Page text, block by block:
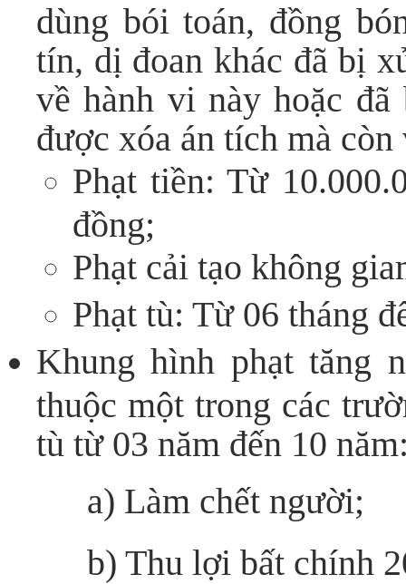
dùng bói toán, đồng
tín, dị đoan khác đã bị
về hành vi này hoặc
được xóa án tích mà
Phạt tiền: Từ
đồng;
Phạt cải tạo không
Phạt tù: Từ 06 tháng
Khung hình phạt tăng
thuộc một trong các
tù từ 03 năm đến 10
a) Làm chết người;
b) Thu lợi bất chính